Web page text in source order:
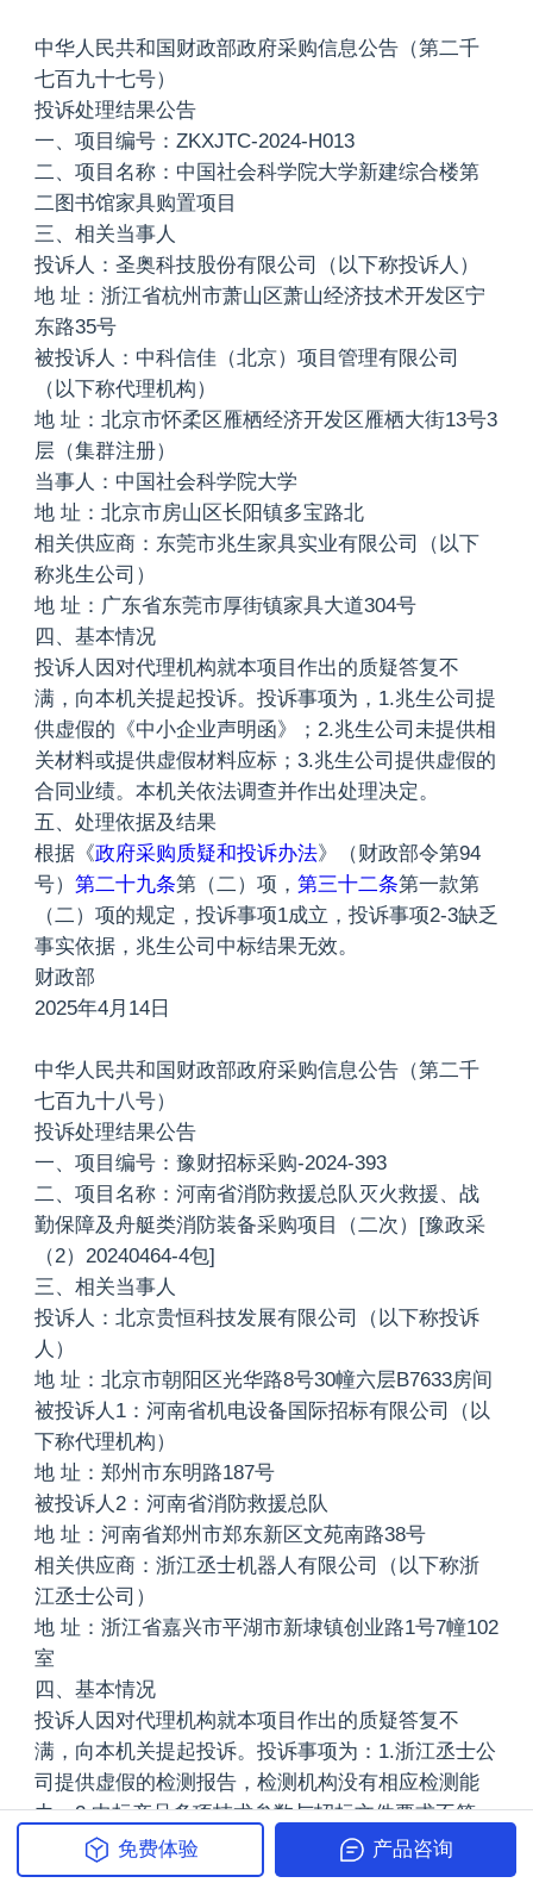
中华人民共和国财政部政府采购信息公告（第二千
七百九十七号）
投诉处理结果公告
一、项目编号：ZKXJTC-2024-H013
二、项目名称：中国社会科学院大学新建综合楼第
二图书馆家具购置项目
三、相关当事人
投诉人：圣奥科技股份有限公司（以下称投诉人）
地 址：浙江省杭州市萧山区萧山经济技术开发区宁
东路35号
被投诉人：中科信佳（北京）项目管理有限公司
（以下称代理机构）
地 址：北京市怀柔区雁栖经济开发区雁栖大街13号3
层（集群注册）
当事人：中国社会科学院大学
地 址：北京市房山区长阳镇多宝路北
相关供应商：东莞市兆生家具实业有限公司（以下
称兆生公司）
地 址：广东省东莞市厚街镇家具大道304号
四、基本情况
投诉人因对代理机构就本项目作出的质疑答复不
满，向本机关提起投诉。投诉事项为，1.兆生公司提
供虚假的《中小企业声明函》；2.兆生公司未提供相
关材料或提供虚假材料应标；3.兆生公司提供虚假的
合同业绩。本机关依法调查并作出处理决定。
五、处理依据及结果
根据《政府采购质疑和投诉办法》（财政部令第94
号） 第二十九条第（二）项， 第三十二条第一款第
（二）项的规定，投诉事项1成立，投诉事项2-3缺乏
事实依据，兆生公司中标结果无效。
财政部
2025年4月14日
中华人民共和国财政部政府采购信息公告（第二千
七百九十八号）
投诉处理结果公告
一、项目编号：豫财招标采购-2024-393
二、项目名称：河南省消防救援总队灭火救援、战
勤保障及舟艇类消防装备采购项目（二次）[豫政采
（2）20240464-4包]
三、相关当事人
投诉人：北京贵恒科技发展有限公司（以下称投诉
人）
地 址：北京市朝阳区光华路8号30幢六层B7633房间
被投诉人1：河南省机电设备国际招标有限公司（以
下称代理机构）
地 址：郑州市东明路187号
被投诉人2：河南省消防救援总队
地 址：河南省郑州市郑东新区文苑南路38号
相关供应商：浙江丞士机器人有限公司（以下称浙
江丞士公司）
地 址：浙江省嘉兴市平湖市新埭镇创业路1号7幢102
室
四、基本情况
投诉人因对代理机构就本项目作出的质疑答复不
满，向本机关提起投诉。投诉事项为：1.浙江丞士公
司提供虚假的检测报告，检测机构没有相应检测能
力。2.中标产品多项技术参数与招标文件要求不符。
3.浙江丞士公司及其他供应商均未按照招标文件要求
提供证明材料。
免费体验 产品咨询